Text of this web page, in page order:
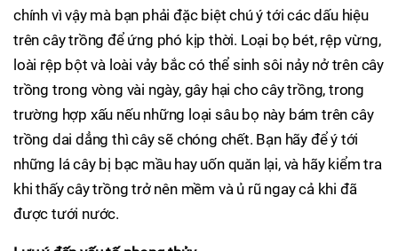
chính vì vậy mà bạn phải đặc biệt chú ý tới các dấu hiệu
trên cây trồng để ứng phó kịp thời. Loại bọ bét, rệp vừng,
loài rệp bột và loài vảy bắc có thể sinh sôi nảy nở trên cây
trồng trong vòng vài ngày, gây hại cho cây trồng, trong
trường hợp xấu nếu những loại sâu bọ này bám trên cây
trồng dai dẳng thì cây sẽ chóng chết. Bạn hãy để ý tới
những lá cây bị bạc mầu hay uốn quăn lại, và hãy kiểm tra
khi thấy cây trồng trở nên mềm và ủ rũ ngay cả khi đã
được tưới nước.